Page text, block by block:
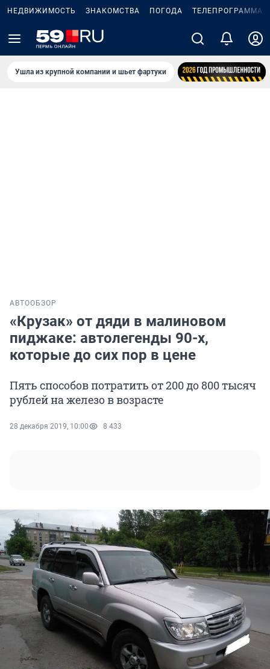
НЕДВИЖИМОСТЬ ЗНАКОМСТВА ПОГОДА ТЕЛЕПРОГРАММА
Ушла из крупной компании и шьет фартуки
АВТООБЗОР
«Крузак» от дяди в малиновом
пиджаке: автолегенды 90-х,
которые до сих пор в цене
Пять способов потратить от 200 до 800 тысяч
рублей на железо в возрасте
28 декабря 2019, 10:00 8 433